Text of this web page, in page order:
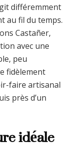
différemment
au fil du temps.
Castañer,
avec une
peu
fidèlement
faire artisanal
près d’un
idéale